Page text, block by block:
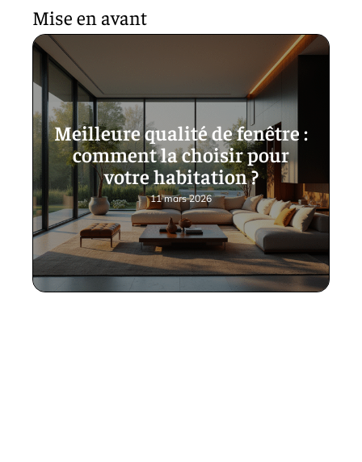
Mise en avant
Meilleure qualité de fenêtre :
comment la choisir pour
votre habitation ?
11 mars 2026